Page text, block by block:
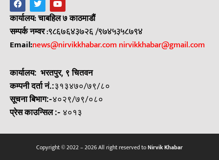
कार्यालय: चाबहिल ७ काठमाडौं
सम्पर्क नम्वर:९८६७६४३७२६ /९७४५३५८७९४
Email:news@nirvikkhabar.com nirvikkhabar@gmail.com
कार्यालय: भरतपुर, ९ चितवन
कम्पनी दर्ता नं.:३१३४७०/७९/८०
सूचना बिभाग:-४०२९/७९/०८०
प्रेस काउन्सिल:- ४०१३
Copyright © 2022 – 2026 All right reserved toNirvik Khabar